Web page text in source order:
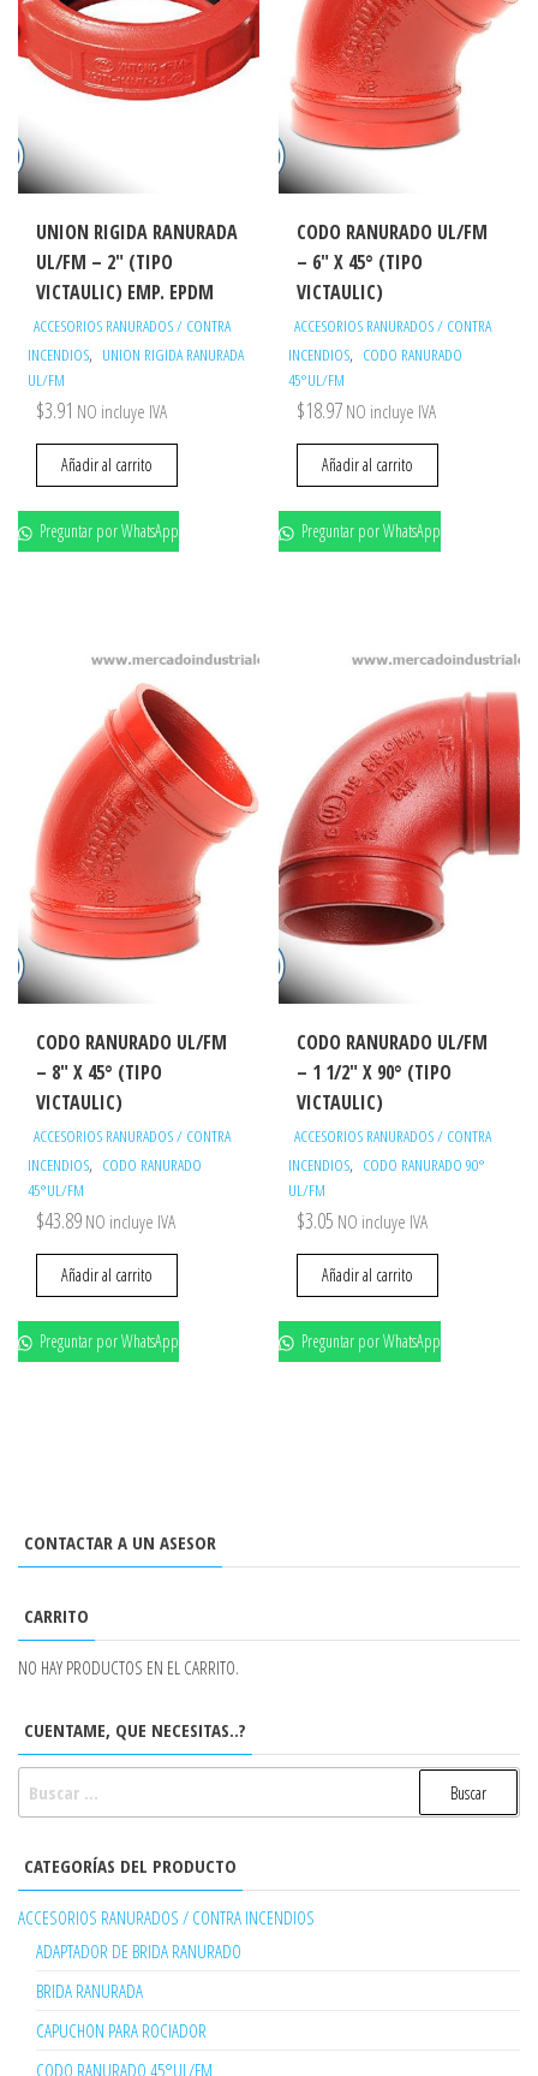
UNION RIGIDA RANURADA
UL/FM – 2″ (TIPO
VICTAULIC) EMP. EPDM
ACCESORIOS RANURADOS / CONTRA
INCENDIOS, UNION RIGIDA RANURADA
UL/FM
$3.91 NO incluye IVA
Añadir al carrito
Preguntar por WhatsApp
CODO RANURADO UL/FM
– 6″ X 45° (TIPO
VICTAULIC)
ACCESORIOS RANURADOS / CONTRA
INCENDIOS, CODO RANURADO
45°UL/FM
$18.97 NO incluye IVA
Añadir al carrito
Preguntar por WhatsApp
CODO RANURADO UL/FM
– 8″ X 45° (TIPO
VICTAULIC)
ACCESORIOS RANURADOS / CONTRA
INCENDIOS, CODO RANURADO
45°UL/FM
$43.89 NO incluye IVA
Añadir al carrito
Preguntar por WhatsApp
CODO RANURADO UL/FM
– 1 1/2″ X 90° (TIPO
VICTAULIC)
ACCESORIOS RANURADOS / CONTRA
INCENDIOS, CODO RANURADO 90°
UL/FM
$3.05 NO incluye IVA
Añadir al carrito
Preguntar por WhatsApp
CONTACTAR A UN ASESOR
CARRITO
NO HAY PRODUCTOS EN EL CARRITO.
CUENTAME, QUE NECESITAS..?
CATEGORÍAS DEL PRODUCTO
ACCESORIOS RANURADOS / CONTRA INCENDIOS
ADAPTADOR DE BRIDA RANURADO
BRIDA RANURADA
CAPUCHON PARA ROCIADOR
CODO RANURADO 45°UL/FM